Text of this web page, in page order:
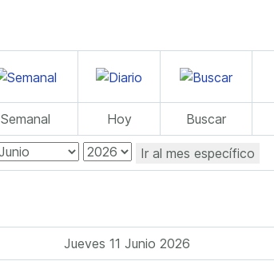
Semanal Hoy Buscar
Ir al mes específico
Jueves 11 Junio 2026